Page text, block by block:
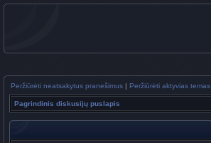
Peržiūrėti neatsakytus pranešimus | Peržiūrėti aktyvias temas
Pagrindinis diskusijų puslapis